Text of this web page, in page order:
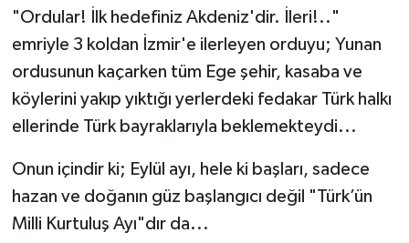
"Ordular! İlk hedefiniz Akdeniz'dir. İleri!.."
emriyle 3 koldan İzmir'e ilerleyen orduyu; Yunan
ordusunun kaçarken tüm Ege şehir, kasaba ve
köylerini yakıp yıktığı yerlerdeki fedakar Türk halkı
ellerinde Türk bayraklarıyla beklemekteydi...
Onun içindir ki; Eylül ayı, hele ki başları, sadece
hazan ve doğanın güz başlangıcı değil "Türk’ün
Milli Kurtuluş Ayı"dır da...